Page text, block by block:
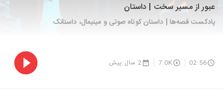
عبور از مسیر سخت | داستان
پادکست قصه‌ها | داستان کوتاه صوتی و مینیمال، داستانک
02:56
7.0K 2 سال پیش